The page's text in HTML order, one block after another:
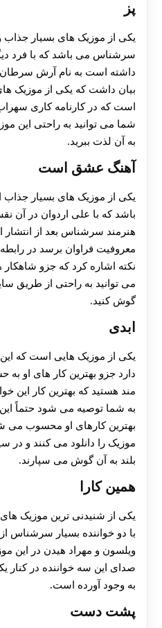
پز
یکی از موزیک های بسیار جذاب
سرشناس می باشد که با فرد
داشته است به نام آرش سرطان
بیان داشت که یکی از موزیک
است که در کارنامه کاری
شما می توانید به راحتی این
به آن لذت ببرید.
آهنگ عشق است
یکی از موزیک های بسیار
باشد که با علی اردوان در آن
هنرمند سرشناس بعد از انتشار
معروفیت فراوان برسد در رابطه
نکته اشاره کرد که جزو
می توانید به راحتی از طریق
گوش کنید.
ابدی
یکی از موزیک هایی است که
دارد جزو بهترین کار های او
مند هستید که بهترین کار این
به شما توصیه می شود حتماً این
بهترین کارهای او محسوب می
موزیک را دانلود می‌ کنند و
بلند به آن گوش می سپارند.
همین کارا
یکی از شنیدنی ترین موزیک
با دو خواننده بسیار سرشناس
ویلسون و مهراد هیدن در این
صدای این سه خواننده در کنار
به وجود آورده است.
پشت دست